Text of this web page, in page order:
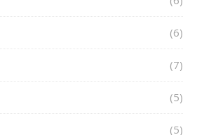
(6)
(7)
(5)
(5)